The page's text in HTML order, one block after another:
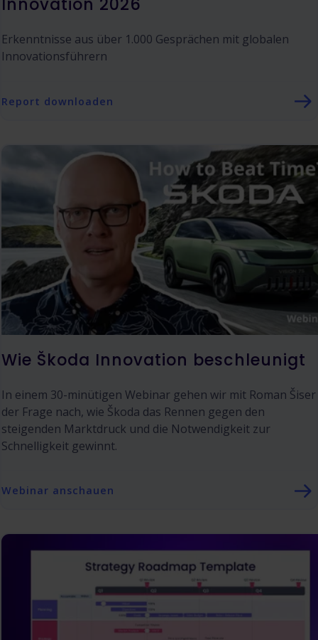
Innovation 2026
Erkenntnisse aus über 1.000 Gesprächen mit globalen
Innovationsführern
Report downloaden
Wie Škoda Innovation beschleunigt
In einem 30-minütigen Webinar gehen wir mit Roman Šiser
der Frage nach, wie Škoda das Rennen gegen den
steigenden Marktdruck und die Notwendigkeit zur
Schnelligkeit gewinnt.
Webinar anschauen